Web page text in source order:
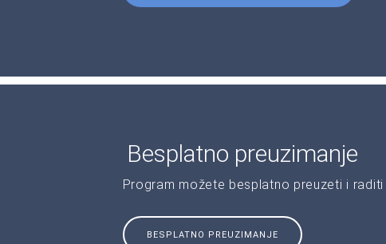
Besplatno preuzimanje
Program možete besplatno preuzeti i
BESPLATNO PREUZIMANJE